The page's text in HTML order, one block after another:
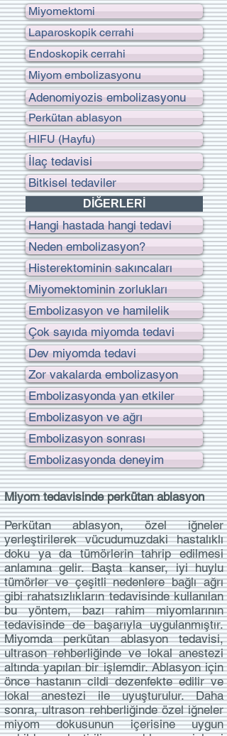
Miyomektomi
Laparoskopik cerrahi
Endoskopik cerrahi
Miyom embolizasyonu
Adenomiyozis embolizasyonu
Perkütan ablasyon
HIFU (Hayfu)
İlaç tedavisi
Bitkisel tedaviler
DİĞERLERİ
Hangi hastada hangi tedavi
Neden embolizasyon?
Histerektominin sakıncaları
Miyomektominin zorlukları
Embolizasyon ve hamilelik
Çok sayıda miyomda tedavi
Dev miyomda tedavi
Zor vakalarda embolizasyon
Embolizasyonda yan etkiler
Embolizasyon ve ağrı
Embolizasyon sonrası
Embolizasyonda deneyim
Miyom tedavisinde perkütan ablasyon
Perkütan ablasyon, özel iğneler
yerleştirilerek vücudumuzdaki hastalıklı
doku ya da tümörlerin tahrip edilmesi
anlamına gelir. Başta kanser, iyi huylu
tümörler ve çeşitli nedenlere bağlı ağrı
gibi rahatsızlıkların tedavisinde kullanılan
bu yöntem, bazı rahim miyomlarının
tedavisinde de başarıyla uygulanmıştır.
Miyomda perkütan ablasyon tedavisi,
ultrason rehberliğinde ve lokal anestezi
altında yapılan bir işlemdir. Ablasyon için
önce hastanın cildi dezenfekte edilir ve
lokal anestezi ile uyuşturulur. Daha
sonra, ultrason rehberliğinde özel iğneler
miyom dokusunun içerisine uygun